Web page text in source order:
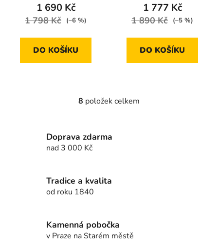
1 690 Kč
1 798 Kč (–6 %)
DO KOŠÍKU
1 777 Kč
1 890 Kč (–5 %)
DO KOŠÍKU
O
á
í
k
y
8 položek celkem
Doprava zdarma
nad 3 000 Kč
Tradice a kvalita
od roku 1840
Kamenná pobočka
v Praze na Starém městě